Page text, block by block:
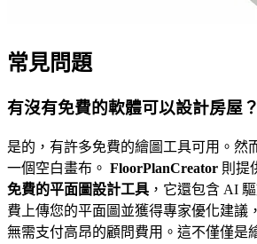
常見問題
有沒有免費的軟體可以設計房屋？
是的，有許多免費的繪圖工具可用。然
一個空白畫布。 FloorPlanCreator 則提
免費的平面圖設計工具 ，它還包含 AI
費上傳您的平面圖並獲得專家優化建議
無需支付高昂的顧問費用。這不僅僅是